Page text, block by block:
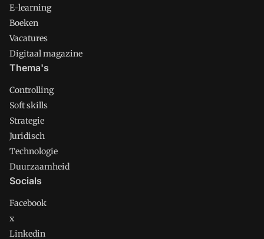
E-learning
Boeken
Vacatures
Digitaal magazine
Thema's
Controlling
Soft skills
Strategie
Juridisch
Technologie
Duurzaamheid
Socials
Facebook
x
Linkedin